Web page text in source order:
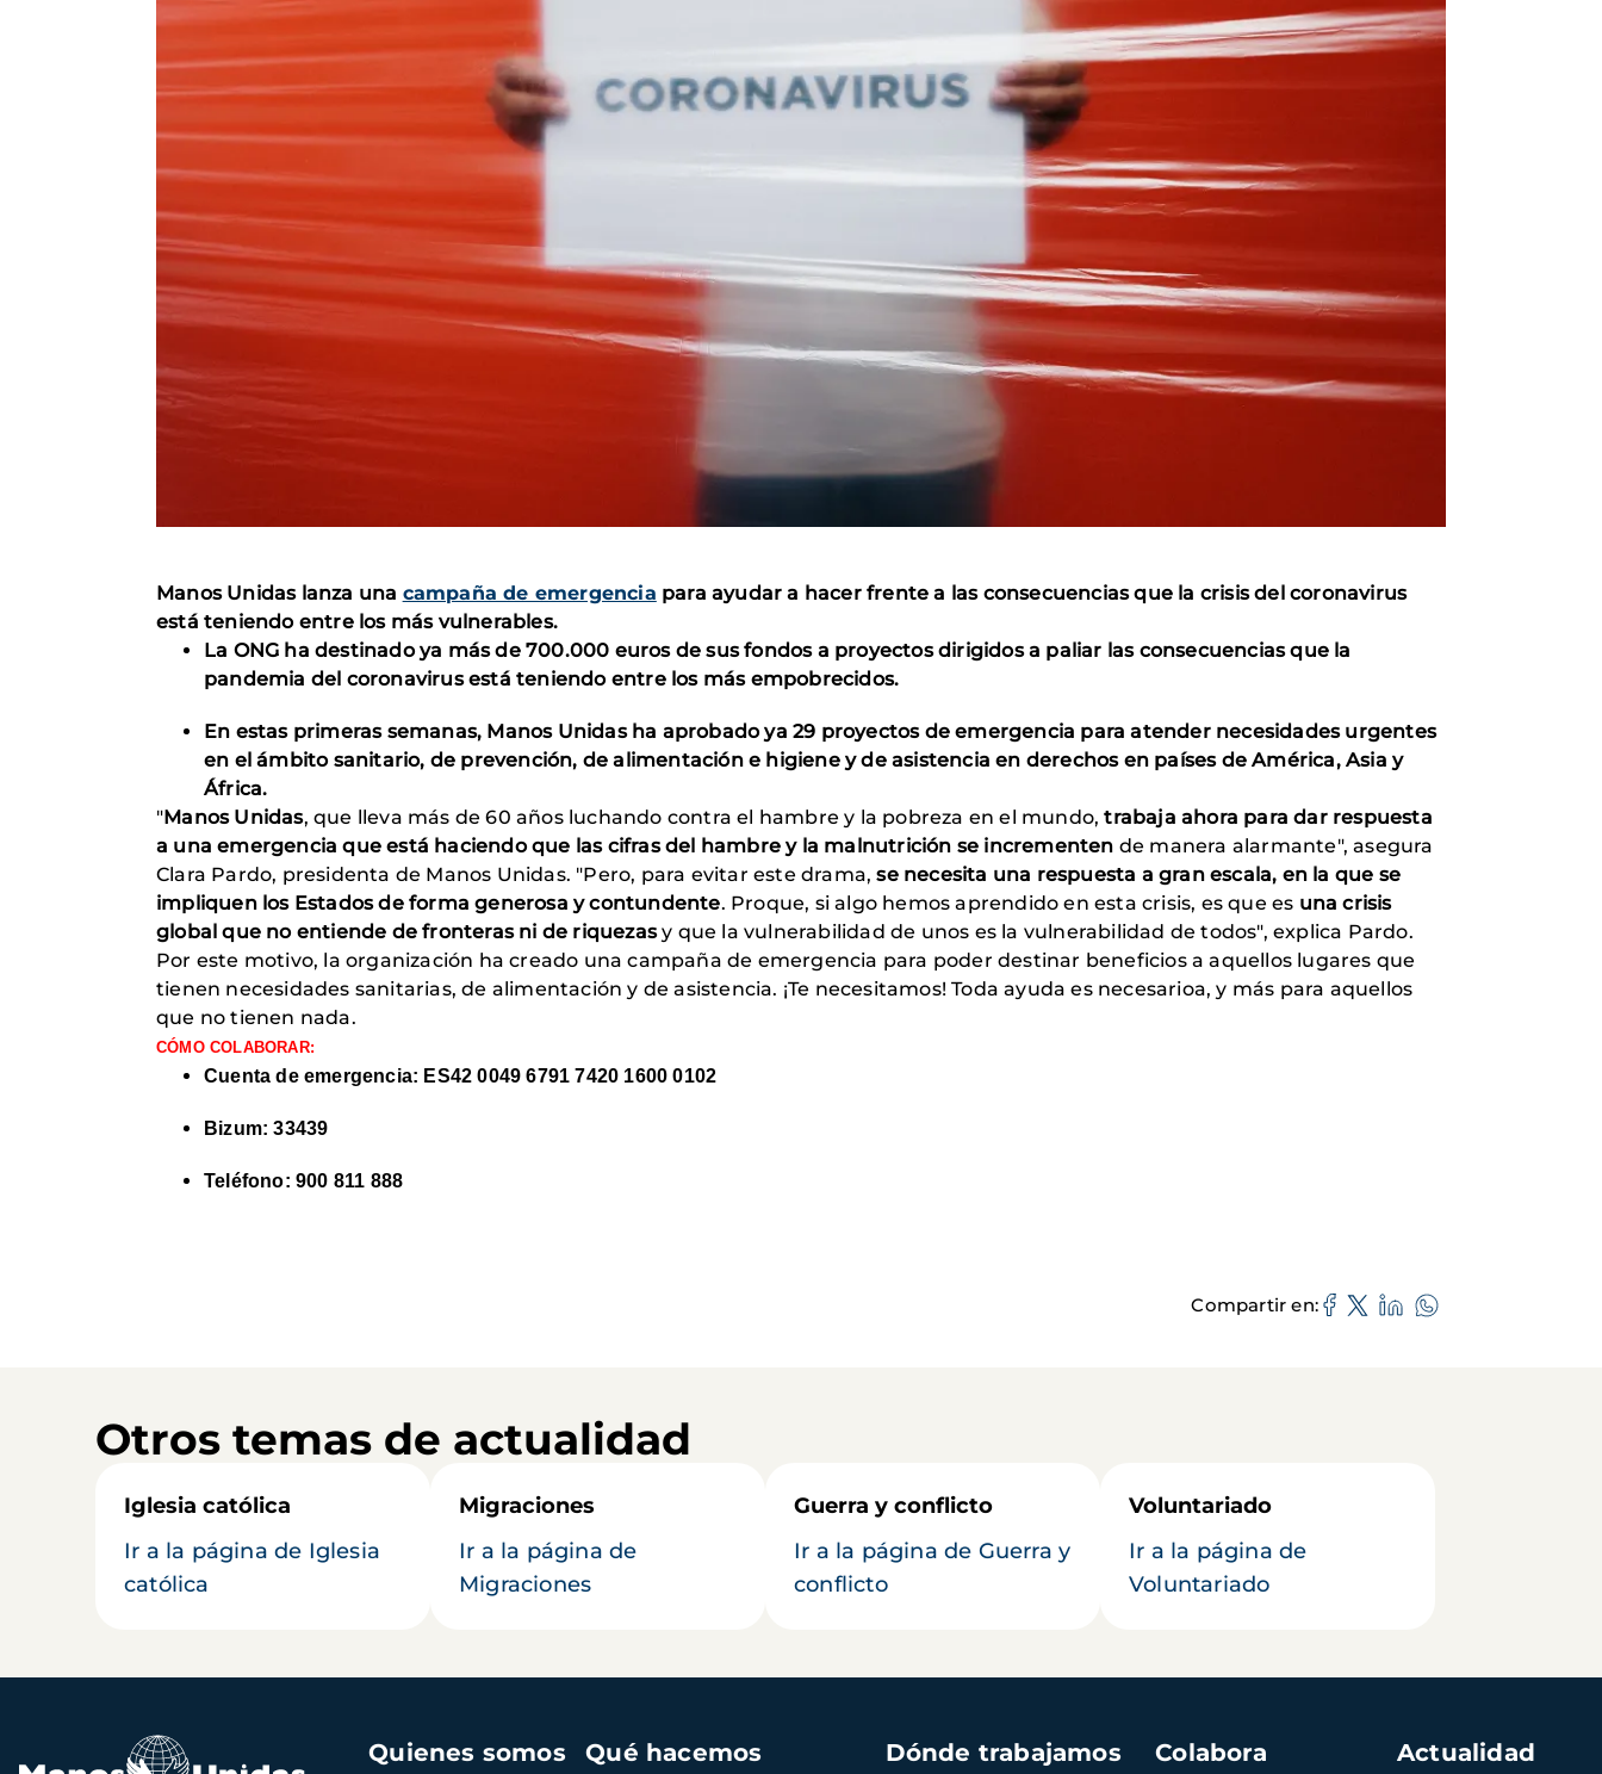
Manos Unidas lanza una campaña de emergencia para ayudar a hacer frente a las consecuencias que la crisis del coronavirus
está teniendo entre los más vulnerables.
La ONG ha destinado ya más de 700.000 euros de sus fondos a proyectos dirigidos a paliar las consecuencias que la
pandemia del coronavirus está teniendo entre los más empobrecidos.
En estas primeras semanas, Manos Unidas ha aprobado ya 29 proyectos de emergencia para atender necesidades urgentes
en el ámbito sanitario, de prevención, de alimentación e higiene y de asistencia en derechos en países de América, Asia y
África.
"Manos Unidas, que lleva más de 60 años luchando contra el hambre y la pobreza en el mundo, trabaja ahora para dar respuesta
a una emergencia que está haciendo que las cifras del hambre y la malnutrición se incrementen de manera alarmante", asegura
Clara Pardo, presidenta de Manos Unidas. "Pero, para evitar este drama,se necesita una respuesta a gran escala, en la que se
impliquen los Estados de forma generosa y contundente. Proque, si algo hemos aprendido en esta crisis, es que es una crisis
global que no entiende de fronteras ni de riquezasy que la vulnerabilidad de unos es la vulnerabilidad de todos", explica Pardo.
Por este motivo, la organización ha creado una campaña de emergencia para poder destinar beneficios a aquellos lugares que
tienen necesidades sanitarias, de alimentación y de asistencia. ¡Te necesitamos! Toda ayuda es necesarioa, y más para aquellos
que no tienen nada.
CÓMO COLABORAR:
Cuenta de emergencia: ES42 0049 6791 7420 1600 0102
Bizum: 33439
Teléfono: 900 811 888
Compartir en
Otros temas de actualidad
Iglesia católica
Ir a la página de Iglesia
católica
Migraciones
Ir a la página de
Migraciones
Guerra y conflicto
Ir a la página de Guerra y
conflicto
Voluntariado
Ir a la página de
Voluntariado
Navegación
principal
Quienes somos Qué hacemos Dónde trabajamos Colabora Actualidad